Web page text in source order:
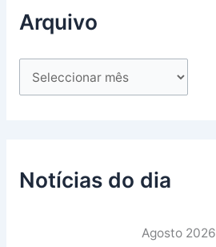
Arquivo
Notícias do dia
Agosto 2026